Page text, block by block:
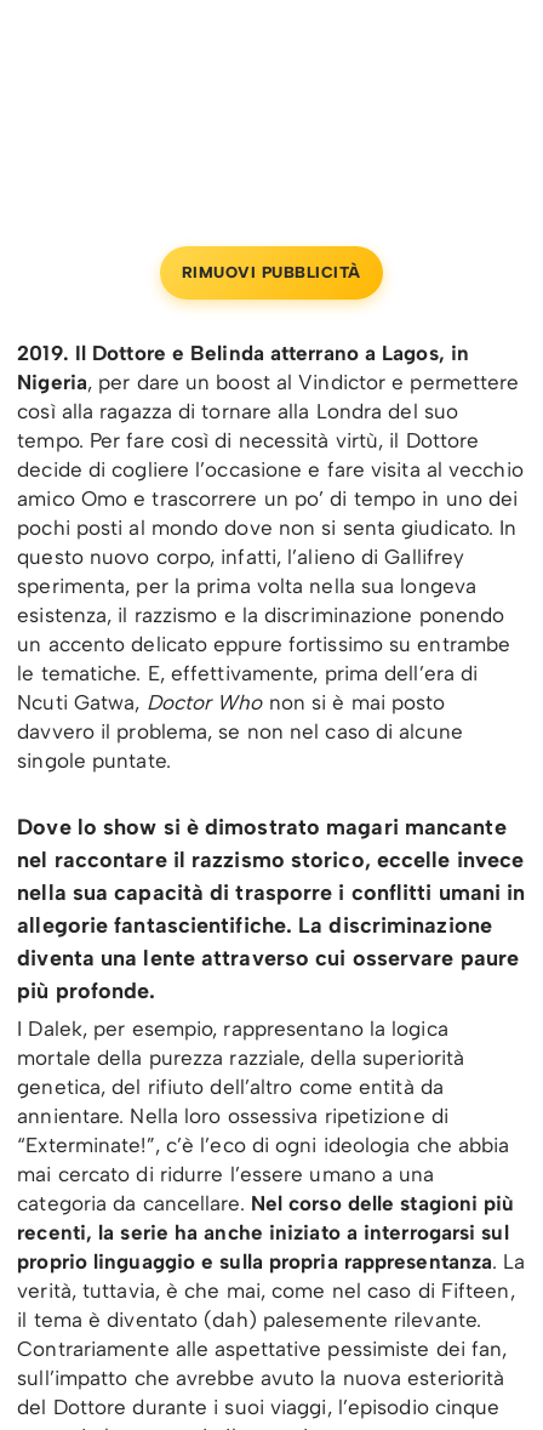
RIMUOVI PUBBLICITÀ
2019. Il Dottore e Belinda atterrano a Lagos, in
Nigeria, per dare un boost al Vindictor e permettere
così alla ragazza di tornare alla Londra del suo
tempo. Per fare così di necessità virtù, il Dottore
decide di cogliere l’occasione e fare visita al vecchio
amico Omo e trascorrere un po’ di tempo in uno dei
pochi posti al mondo dove non si senta giudicato. In
questo nuovo corpo, infatti, l’alieno di Gallifrey
sperimenta, per la prima volta nella sua longeva
esistenza, il razzismo e la discriminazione ponendo
un accento delicato eppure fortissimo su entrambe
le tematiche. E, effettivamente, prima dell’era di
Ncuti Gatwa, Doctor Whonon si è mai posto
davvero il problema, se non nel caso di alcune
singole puntate.
Dove lo show si è dimostrato magari mancante
nel raccontare il razzismo storico, eccelle invece
nella sua capacità di trasporre i conflitti umani in
allegorie fantascientifiche. La discriminazione
diventa una lente attraverso cui osservare paure
più profonde.
I Dalek, per esempio, rappresentano la logica
mortale della purezza razziale, della superiorità
genetica, del rifiuto dell’altro come entità da
annientare. Nella loro ossessiva ripetizione di
“Exterminate!”, c’è l’eco di ogni ideologia che abbia
mai cercato di ridurre l’essere umano a una
categoria da cancellare. Nel corso delle stagioni più
recenti, la serie ha anche iniziato a interrogarsi sul
proprio linguaggio e sulla propria rappresentanza. La
verità, tuttavia, è che mai, come nel caso di Fifteen,
il tema è diventato (dah) palesemente rilevante.
Contrariamente alle aspettative pessimiste dei fan,
sull’impatto che avrebbe avuto la nuova esteriorità
del Dottore durante i suoi viaggi, l’episodio cinque